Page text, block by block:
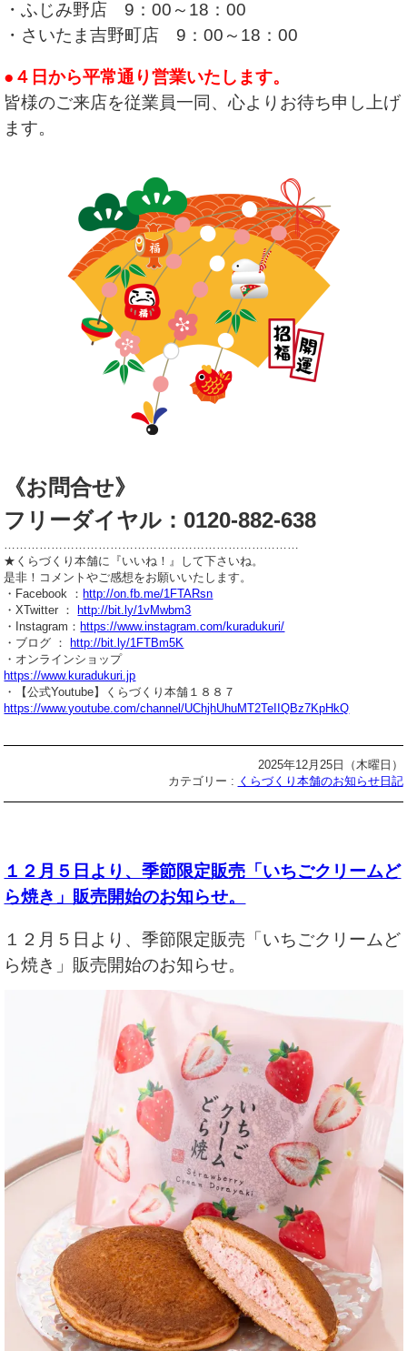
・ふじみ野店 9：00～18：00
・さいたま吉野町店 9：00～18：00
●４日から平常通り営業いたします。
皆様のご来店を従業員一同、心よりお待ち申し上げ
ます。
《お問合せ》
フリーダイヤル：0120-882-638
…………………………………………………………………
★くらづくり本舗に『いいね！』して下さいね。
是非！コメントやご感想をお願いいたします。
・Facebook ： http://on.fb.me/1FTARsn
・XTwitter ：
http://bit.ly/1vMwbm3
・Instagram： https://www.instagram.com/kuradukuri/
・ブログ ：
http://bit.ly/1FTBm5K
・オンラインショップ
https://www.kuradukuri.jp
・【公式Youtube】くらづくり本舗１８８７
https://www.youtube.com/channel/UChjhUhuMT2TeIIQBz7KpHkQ
2025年12月25日（木曜日）
カテゴリー : くらづくり本舗のお知らせ日記
１２月５日より、季節限定販売「いちごクリームど
ら焼き」販売開始のお知らせ。
１２月５日より、季節限定販売「いちごクリームど
ら焼き」販売開始のお知らせ。